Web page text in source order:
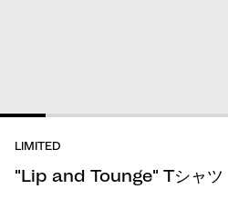
LIMITED
"Lip and Tounge" Tシャツ